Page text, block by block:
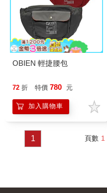
OBIEN 輕捷腰包
72 折 特價 780 元
加入購物車
1 頁數 1